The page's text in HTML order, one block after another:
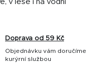
v lese i na vodní
Doprava od 59 Kč
Objednávku vám doručíme
kurýrní službou